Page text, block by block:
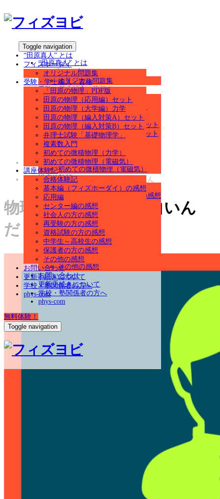
Toggle navigation
“田原真人” とは
フィズホーダイ
オリジナル問題集
受験・学士編入・資格
「田原の物理」PDF版
田原の物理（応用編）セット
田原の物理（大学編）力学
田原の物理（編入対策A）セット
田原の物理（編入対策B）セット
弁理士試験「基礎物理学」
複素数入門
初めての微積物理（力学）
初めての微積物理（電磁気）
講座体験記
合格体験記
基本編（フィズホーダイ）の感想
応用編
センター編の感想
社会人の方の感想
再受験の方の感想
資格試験の方の感想
中学生～高校生の感想
保護者の方の感想
その他の感想
お問い合わせ
更新手続きについて
学校・塾関係者の方へ
phys-com
無料体験！
Toggle navigation
“田原真人” とは
フィズホーダイ
オリジナル問題集
受験・学士編入・資格
「田原の物理」PDF版
田原の物理（応用編）セット
田原の物理（大学編）力学
田原の物理（編入対策A）セット
田原の物理（編入対策B）セット
弁理士試験「基礎物理学」
複素数入門
初めての微積物理（力学）
初めての微積物理（電磁気）
講座体験記
合格体験記
基本編（フィズホーダイ）の感想
応用編
センター編の感想
社会人の方の感想
再受験の方の感想
資格試験の方の感想
中学生～高校生の感想
保護者の方の感想
その他の感想
お問い合わせ
更新手続きについて
学校・塾関係者の方へ
phys-com
ホーム
物理ってこんなに面白いんだ ショウさん
物理ってこんなに面白いん
だ ショウさん